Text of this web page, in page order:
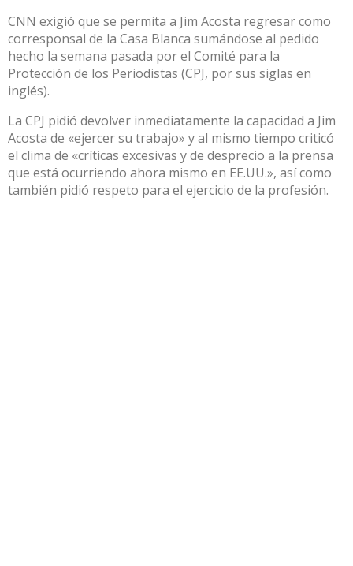
CNN exigió que se permita a Jim Acosta regresar como
corresponsal de la Casa Blanca sumándose al pedido
hecho la semana pasada por el Comité para la
Protección de los Periodistas (CPJ, por sus siglas en
inglés).
La CPJ pidió devolver inmediatamente la capacidad a Jim
Acosta de «ejercer su trabajo» y al mismo tiempo criticó
el clima de «críticas excesivas y de desprecio a la prensa
que está ocurriendo ahora mismo en EE.UU.», así como
también pidió respeto para el ejercicio de la profesión.